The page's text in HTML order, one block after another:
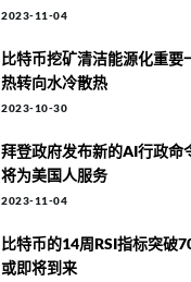
2023-11-04
比特币挖矿清洁能源化重要
热转向水冷散热
2023-10-30
拜登政府发布新的AI行政命
将为美国人服务
2023-11-04
比特币的14周RSI指标突破
或即将到来